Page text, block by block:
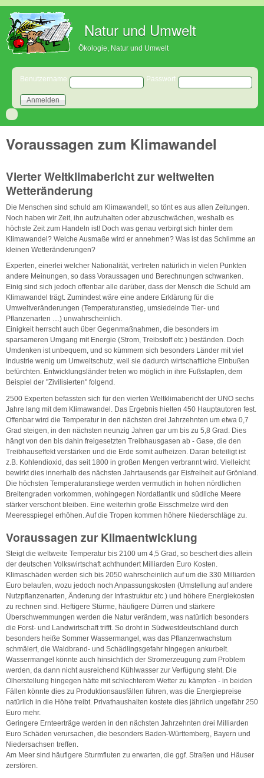
Natur und Umwelt
Ökologie, Natur und Umwelt
Benutzeranmeldung
Benutzername Passwort
Voraussagen zum Klimawandel
Vierter Weltklimabericht zur weltweiten
Wetteränderung
Die Menschen sind schuld am Klimawandel!, so tönt es aus allen Zeitungen.
Noch haben wir Zeit, ihn aufzuhalten oder abzuschwächen, weshalb es
höchste Zeit zum Handeln ist! Doch was genau verbirgt sich hinter dem
Klimawandel? Welche Ausmaße wird er annehmen? Was ist das Schlimme an
kleinen Wetteränderungen?
Experten, einerlei welcher Nationalität, vertreten natürlich in vielen Punkten
andere Meinungen, so dass Voraussagen und Berechnungen schwanken.
Einig sind sich jedoch offenbar alle darüber, dass der Mensch die Schuld am
Klimawandel trägt. Zumindest wäre eine andere Erklärung für die
Umweltveränderungen (Temperaturanstieg, umsiedelnde Tier- und
Pflanzenarten …) unwahrscheinlich.
Einigkeit herrscht auch über Gegenmaßnahmen, die besonders im
sparsameren Umgang mit Energie (Strom, Treibstoff etc.) beständen. Doch
Umdenken ist unbequem, und so kümmern sich besonders Länder mit viel
Industrie wenig um Umweltschutz, weil sie dadurch wirtschaftliche Einbußen
befürchten. Entwicklungsländer treten wo möglich in ihre Fußstapfen, dem
Beispiel der "Zivilisierten" folgend.
2500 Experten befassten sich für den vierten Weltklimabericht der UNO sechs
Jahre lang mit dem Klimawandel. Das Ergebnis hielten 450 Hauptautoren fest.
Offenbar wird die Temperatur in den nächsten drei Jahrzehnten um etwa 0,7
Grad steigen, in den nächsten neunzig Jahren gar um bis zu 5,8 Grad. Dies
hängt von den bis dahin freigesetzten Treibhausgasen ab - Gase, die den
Treibhauseffekt verstärken und die Erde somit aufheizen. Daran beteiligt ist
z.B. Kohlendioxid, das seit 1800 in großen Mengen verbrannt wird. Vielleicht
bewirkt dies innerhalb des nächsten Jahrtausends gar Eisfreiheit auf Grönland.
Die höchsten Temperaturanstiege werden vermutlich in hohen nördlichen
Breitengraden vorkommen, wohingegen Nordatlantik und südliche Meere
stärker verschont bleiben. Eine weiterhin große Eisschmelze wird den
Meeresspiegel erhöhen. Auf die Tropen kommen höhere Niederschläge zu.
Voraussagen zur Klimaentwicklung
Steigt die weltweite Temperatur bis 2100 um 4,5 Grad, so beschert dies allein
der deutschen Volkswirtschaft achthundert Milliarden Euro Kosten.
Klimaschäden werden sich bis 2050 wahrscheinlich auf um die 330 Milliarden
Euro belaufen, wozu jedoch noch Anpassungskosten (Umstellung auf andere
Nutzpflanzenarten, Änderung der Infrastruktur etc.) und höhere Energiekosten
zu rechnen sind. Heftigere Stürme, häufigere Dürren und stärkere
Überschwemmungen werden die Natur verändern, was natürlich besonders
die Forst- und Landwirtschaft trifft. So droht in Südwestdeutschland durch
besonders heiße Sommer Wassermangel, was das Pflanzenwachstum
schmälert, die Waldbrand- und Schädlingsgefahr hingegen ankurbelt.
Wassermangel könnte auch hinsichtlich der Stromerzeugung zum Problem
werden, da dann nicht ausreichend Kühlwasser zur Verfügung steht. Die
Ölherstellung hingegen hätte mit schlechterem Wetter zu kämpfen - in beiden
Fällen könnte dies zu Produktionsausfällen führen, was die Energiepreise
natürlich in die Höhe treibt. Privathaushalten kostete dies jährlich ungefähr 250
Euro mehr.
Geringere Ernteerträge werden in den nächsten Jahrzehnten drei Milliarden
Euro Schäden verursachen, die besonders Baden-Württemberg, Bayern und
Niedersachsen treffen.
Am Meer sind häufigere Sturmfluten zu erwarten, die ggf. Straßen und Häuser
zerstören.